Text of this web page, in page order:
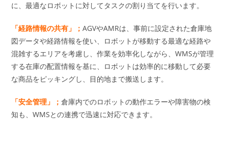
に、最適なロボットに対してタスクの割り当てを行います。
「経路情報の共有」；AGVやAMRは、事前に設定された倉庫地
図データや経路情報を使い、ロボットが移動する最適な経路や
混雑するエリアを考慮し、作業を効率化しながら、WMSが管理
する在庫の配置情報を基に、ロボットは効率的に移動して必要
な商品をピッキングし、目的地まで搬送します。
「安全管理」；倉庫内でのロボットの動作エラーや障害物の検
知も、WMSとの連携で迅速に対応できます。